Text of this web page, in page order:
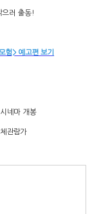
으러 출동!
험> 예고편 보기
네마 개봉
관람가